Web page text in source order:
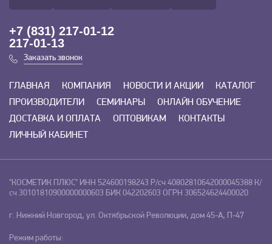
+7 (831) 217-01-12
217-01-13
Заказать звонок
ГЛАВНАЯ КОМПАНИЯ НОВОСТИ И АКЦИИ
КАТАЛОГ
ПРОИЗВОДИТЕЛИ
СЕМИНАРЫ
ОНЛАЙН ОБУЧЕНИЕ
ДОСТАВКА И ОПЛАТА
ОПТОВИКАМ
КОНТАКТЫ
ЛИЧНЫЙ КАБИНЕТ
"КОСМЕТИК ПЛЮС" ИНН 524600198243 Р/сч 40802810642000045388 К/
сч 30101810900000000603 БИК 042202603 ОГРН 306524624400020
г. Нижний Новгород, ул. Октябрьской Революции, дом 45-А, П-47
Режим работы: